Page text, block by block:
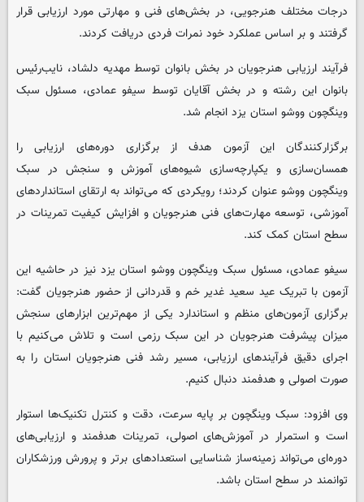
درجات مختلف هنرجویی، در بخش‌های فنی و مهارتی مورد ارزیابی قرار
گرفتند و بر اساس عملکرد خود نمرات فردی دریافت کردند.
فرآیند ارزیابی هنرجویان در بخش بانوان توسط مهدیه دلشاد، نایب‌رئیس
بانوان این رشته و در بخش آقایان توسط سیفو عمادی، مسئول سبک
وینگچون ووشو استان یزد انجام شد.
برگزارکنندگان این آزمون هدف از برگزاری دوره‌های ارزیابی را
همسان‌سازی و یکپارچه‌سازی شیوه‌های آموزش و سنجش در سبک
وینگچون ووشو عنوان کردند؛ رویکردی که می‌تواند به ارتقای استانداردهای
آموزشی، توسعه مهارت‌های فنی هنرجویان و افزایش کیفیت تمرینات در
سطح استان کمک کند.
سیفو عمادی، مسئول سبک وینگچون ووشو استان یزد نیز در حاشیه این
آزمون با تبریک عید سعید غدیر خم و قدردانی از حضور هنرجویان گفت:
برگزاری آزمون‌های منظم و استاندارد یکی از مهم‌ترین ابزارهای سنجش
میزان پیشرفت هنرجویان در این سبک رزمی است و تلاش می‌کنیم با
اجرای دقیق فرآیندهای ارزیابی، مسیر رشد فنی هنرجویان استان را به
صورت اصولی و هدفمند دنبال کنیم.
وی افزود: سبک وینگچون بر پایه سرعت، دقت و کنترل تکنیک‌ها استوار
است و استمرار در آموزش‌های اصولی، تمرینات هدفمند و ارزیابی‌های
دوره‌ای می‌تواند زمینه‌ساز شناسایی استعدادهای برتر و پرورش ورزشکاران
توانمند در سطح استان باشد.